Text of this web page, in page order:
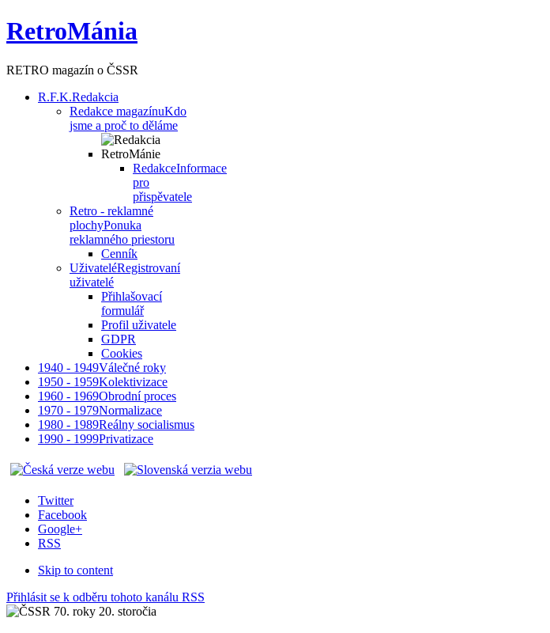
RetroMánia
RETRO magazín o ČSSR
R.F.K.Redakcia
Redakce magazínuKdo
jsme a proč to děláme
RedakceInformace
pro
přispěvatele
Retro - reklamné
plochyPonuka
reklamného priestoru
Cenník
UživateléRegistrovaní
uživatelé
Přihlašovací
formulář
Profil uživatele
GDPR
Cookies
1940 - 1949Válečné roky
1950 - 1959Kolektivizace
1960 - 1969Obrodní proces
1970 - 1979Normalizace
1980 - 1989Reálny socialismus
1990 - 1999Privatizace
Twitter
Facebook
Google+
RSS
Skip to content
Přihlásit se k odběru tohoto kanálu RSS